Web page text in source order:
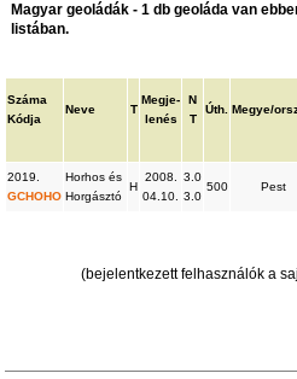
Magyar geoládák - 1 db geoláda van
listában.
Száma
Kódja
Neve T
Megje-
lenés
N
T
Úth. Megye/
2019.
GCHOHO
Horhos és
Horgásztó
H
2008.
04.10.
3.0
3.0
500 Pest
(bejelentkezett felhasználók a